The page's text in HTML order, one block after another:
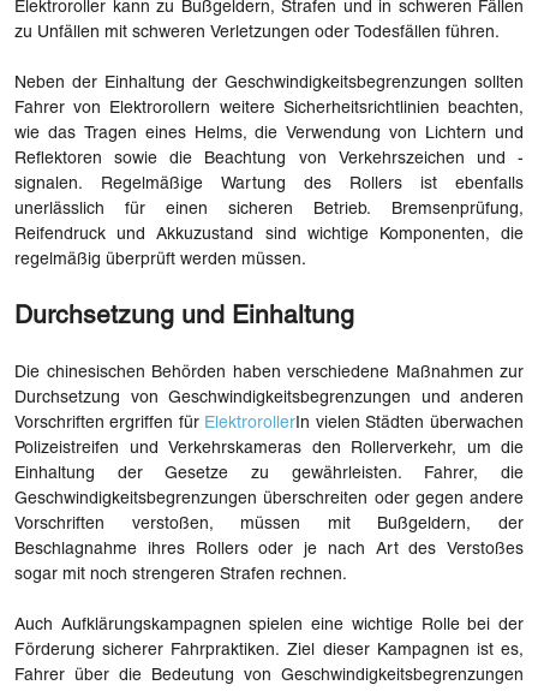
Elektroroller kann zu Bußgeldern, Strafen und in schweren Fällen
zu Unfällen mit schweren Verletzungen oder Todesfällen führen.
Neben der Einhaltung der Geschwindigkeitsbegrenzungen sollten
Fahrer von Elektrorollern weitere Sicherheitsrichtlinien beachten,
wie das Tragen eines Helms, die Verwendung von Lichtern und
Reflektoren sowie die Beachtung von Verkehrszeichen und -
signalen. Regelmäßige Wartung des Rollers ist ebenfalls
unerlässlich für einen sicheren Betrieb. Bremsenprüfung,
Reifendruck und Akkuzustand sind wichtige Komponenten, die
regelmäßig überprüft werden müssen.
Durchsetzung und Einhaltung
Die chinesischen Behörden haben verschiedene Maßnahmen zur
Durchsetzung von Geschwindigkeitsbegrenzungen und anderen
Vorschriften ergriffen für Elektroroller In vielen Städten überwachen
Polizeistreifen und Verkehrskameras den Rollerverkehr, um die
Einhaltung der Gesetze zu gewährleisten. Fahrer, die
Geschwindigkeitsbegrenzungen überschreiten oder gegen andere
Vorschriften verstoßen, müssen mit Bußgeldern, der
Beschlagnahme ihres Rollers oder je nach Art des Verstoßes
sogar mit noch strengeren Strafen rechnen.
Auch Aufklärungskampagnen spielen eine wichtige Rolle bei der
Förderung sicherer Fahrpraktiken. Ziel dieser Kampagnen ist es,
Fahrer über die Bedeutung von Geschwindigkeitsbegrenzungen